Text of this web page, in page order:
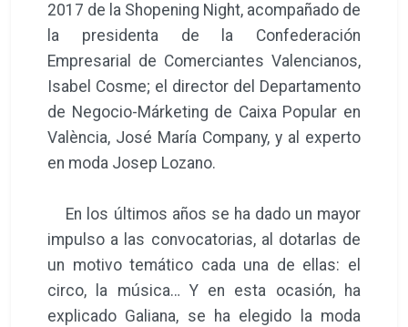
2017 de la Shopening Night, acompañado de
la presidenta de la Confederación
Empresarial de Comerciantes Valencianos,
Isabel Cosme; el director del Departamento
de Negocio-Márketing de Caixa Popular en
València, José María Company, y al experto
en moda Josep Lozano.
En los últimos años se ha dado un mayor
impulso a las convocatorias, al dotarlas de
un motivo temático cada una de ellas: el
circo, la música… Y en esta ocasión, ha
explicado Galiana, se ha elegido la moda